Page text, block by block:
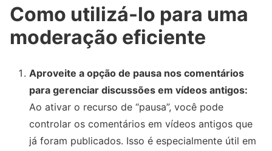
Como utilizá-lo para uma
moderação eficiente
Aproveite a opção de pausa nos comentários
para gerenciar discussões em vídeos antigos:
Ao ativar o recurso de “pausa”, você pode
controlar os comentários em vídeos antigos que
já foram publicados. Isso é especialmente útil em